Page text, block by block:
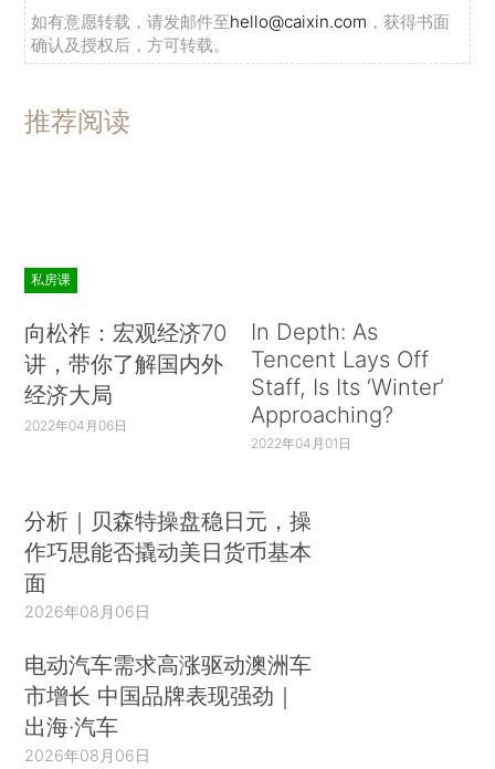
如有意愿转载，请发邮件至hello@caixin.com ，获得书面
确认及授权后，方可转载。
推荐阅读
私房课
向松祚：宏观经济70
讲，带你了解国内外
经济大局
2022年04月06日
In Depth: As
Tencent Lays Off
Staff, Is Its ‘Winter’
Approaching?
2022年04月01日
分析｜贝森特操盘稳日元，操
作巧思能否撬动美日货币基本
面
2026年08月06日
电动汽车需求高涨驱动澳洲车
市增长 中国品牌表现强劲｜
出海·汽车
2026年08月06日